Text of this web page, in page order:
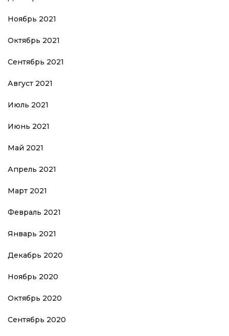
Ноябрь 2021
Октябрь 2021
Сентябрь 2021
Август 2021
Июль 2021
Июнь 2021
Май 2021
Апрель 2021
Март 2021
Февраль 2021
Январь 2021
Декабрь 2020
Ноябрь 2020
Октябрь 2020
Сентябрь 2020